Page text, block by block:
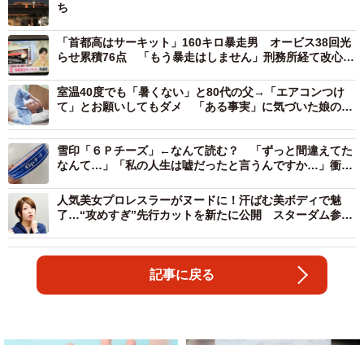
ち
「首都高はサーキット」160キロ暴走男 オービス38回光
らせ累積76点 「もう暴走はしません」刑務所経て改心し
室温40度でも「暑くない」と80代の父→「エアコンつけ
て」とお願いしてもダメ 「ある事実」に気づいた娘の熱
雪印「６Ｐチーズ」←なんて読む？ 「ずっと間違えてた
なんて…」「私の人生は嘘だったと言うんですか…」衝撃
人気美女プロレスラーがヌードに！汗ばむ美ボディで魅
了…“攻めすぎ”先行カットを新たに公開 スターダム参戦
記事に戻る